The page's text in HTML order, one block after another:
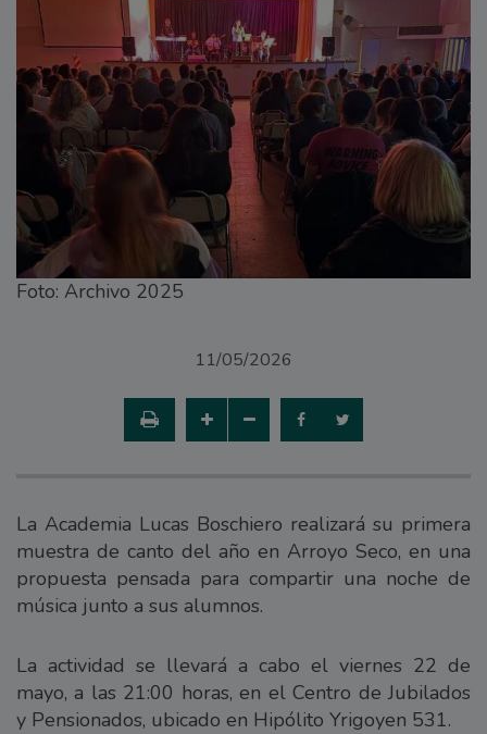
Foto: Archivo 2025
11/05/2026
La Academia Lucas Boschiero realizará su primera
muestra de canto del año en Arroyo Seco, en una
propuesta pensada para compartir una noche de
música junto a sus alumnos.
La actividad se llevará a cabo el viernes 22 de
mayo, a las 21:00 horas, en el Centro de Jubilados
y Pensionados, ubicado en Hipólito Yrigoyen 531.